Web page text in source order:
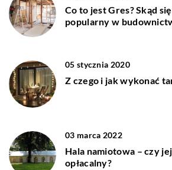
Co to jest Gres? Skąd
popularny w
05 stycznia 2020
Z czego i jak wykonać
03 marca 2022
Hala namiotowa – czy
opłacalny?